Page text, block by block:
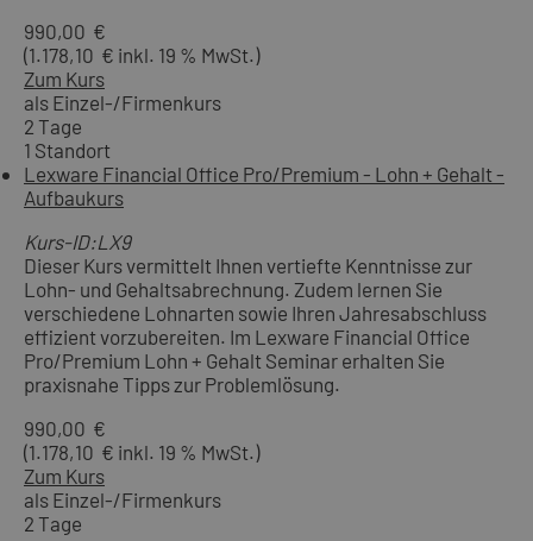
990,00 €
(1.178,10 € inkl. 19 % MwSt.)
Zum Kurs
als Einzel-/Firmenkurs
2 Tage
1 Standort
Lexware Financial Office Pro/Premium - Lohn + Gehalt -
Aufbaukurs
Kurs-ID:LX9
Dieser Kurs vermittelt Ihnen vertiefte Kenntnisse zur
Lohn- und Gehaltsabrechnung. Zudem lernen Sie
verschiedene Lohnarten sowie Ihren Jahresabschluss
effizient vorzubereiten. Im Lexware Financial Office
Pro/Premium Lohn + Gehalt Seminar erhalten Sie
praxisnahe Tipps zur Problemlösung.
990,00 €
(1.178,10 € inkl. 19 % MwSt.)
Zum Kurs
als Einzel-/Firmenkurs
2 Tage